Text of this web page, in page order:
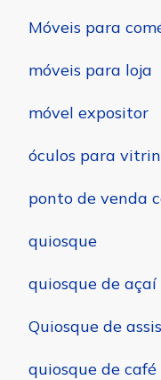
Móveis para
móveis para loja
móvel expositor
óculos para
ponto de venda
quiosque
quiosque de açaí
Quiosque de
quiosque de café